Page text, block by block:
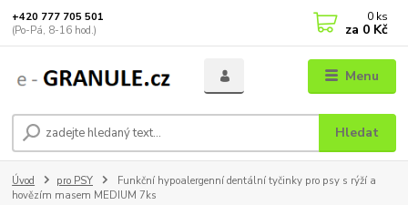
Menu
Hledat
+420 777 705 501
(Po-Pá, 8-16 hod.)
0 ks
za 0 Kč
Úvod pro PSY
Funkční hypoalergenní dentální tyčinky pro psy s rýží a
hovězím masem MEDIUM 7ks